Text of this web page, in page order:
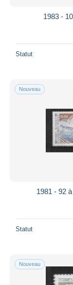
1983 -
Statut
Nouveau
1981 - 92
Statut
Nouveau